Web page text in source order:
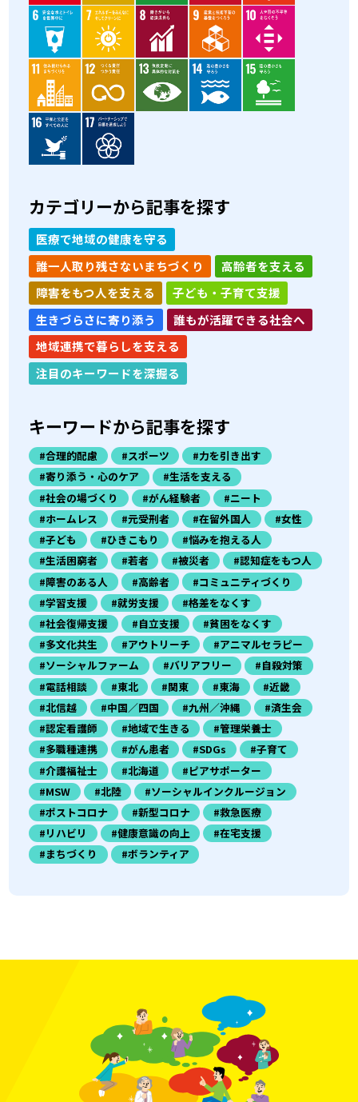
カテゴリーから記事を探す
医療で地域の健康を守る
誰一人取り残さないまちづくり
高齢者を支える
障害をもつ人を支える
子ども・子育て支援
生きづらさに寄り添う
誰もが活躍できる社会へ
地域連携で暮らしを支える
注目のキーワードを深掘る
キーワードから記事を探す
#合理的配慮 #スポーツ
#力を引き出す
#寄り添う・心のケア
#生活を支える
#社会の場づくり
#がん経験者
#ニート
#ホームレス
#元受刑者 #在留外国人
#女性
#子ども
#ひきこもり
#悩みを抱える人
#生活困窮者
#若者 #被災者
#認知症をもつ人
#障害のある人
#高齢者
#コミュニティづくり
#学習支援
#就労支援
#格差をなくす
#社会復帰支援
#自立支援
#貧困をなくす
#多文化共生
#アウトリーチ
#アニマルセラピー
#ソーシャルファーム
#バリアフリー
#自殺対策
#電話相談
#東北 #関東 #東海
#近畿
#北信越
#中国／四国 #九州／沖縄
#済生会
#認定看護師
#地域で生きる
#管理栄養士
#多職種連携
#がん患者 #SDGs
#子育て
#介護福祉士
#北海道
#ピアサポーター
#MSW
#北陸
#ソーシャルインクルージョン
#ポストコロナ
#新型コロナ
#救急医療
#リハビリ
#健康意識の向上
#在宅支援
#まちづくり
#ボランティア